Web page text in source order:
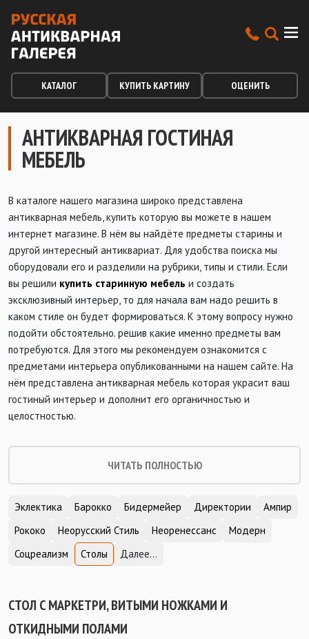
КАТАЛОГ КУПИТЬ КАРТИНУ ОЦЕНИТЬ
АНТИКВАРНАЯ ГОСТИНАЯ
МЕБЕЛЬ
В каталоге нашего магазина широко представлена
антикварная мебель, купить которую вы можете в нашем
интернет магазине. В нём вы найдёте предметы старины и
другой интересный антиквариат. Для удобства поиска мы
оборудовали его и разделили на рубрики, типы и стили. Если
вы решили купить старинную мебель и создать
эксклюзивный интерьер, то для начала вам надо решить в
каком стиле он будет формироваться. К этому вопросу нужно
подойти обстоятельно. решив какие именно предметы вам
потребуются. Для этого мы рекомендуем ознакомится с
предметами интерьера опубликованными на нашем сайте. На
нём представлена антикварная мебель которая украсит ваш
гостиный интерьер и дополнит его органичностью и
целостностью.
ЧИТАТЬ ПОЛНОСТЬЮ
Эклектика Барокко Бидермейер Директории
Ампир
Рококо
Неорусский Стиль Неоренессанс
Модерн
Соцреализм
Столы Далее...
СТОЛ С МАРКЕТРИ, ВИТЫМИ НОЖКАМИ И
ОТКИДНЫМИ ПОЛАМИ